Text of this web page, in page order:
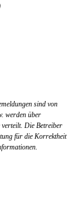
sind von
werden über
verteilt. Die Betreiber
für die Korrektheit